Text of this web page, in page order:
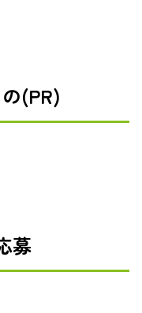
(PR)
募